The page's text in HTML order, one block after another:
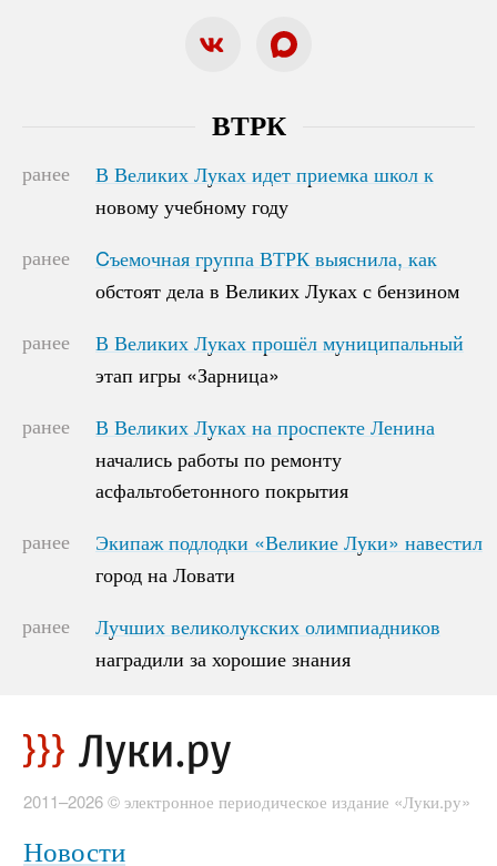
ВТРК
ранее
В Великих Луках идет приемка школ к
новому учебному году
В Великих Луках идет приемка школ к
новому учебному году
ранее
Cъемочная группа ВТРК выяснила, как
обстоят дела в Великих Луках с бензином
Cъемочная группа ВТРК выяснила, как
обстоят дела в Великих Луках с бензином
ранее
В Великих Луках прошёл муниципальный
этап игры «Зарница»
В Великих Луках прошёл муниципальный
этап игры «Зарница»
ранее
В Великих Луках на проспекте Ленина
начались работы по ремонту
асфальтобетонного покрытия
В Великих Луках на проспекте Ленина
начались работы по ремонту
асфальтобетонного покрытия
ранее
Экипаж подлодки «Великие Луки» навестил
город на Ловати
Экипаж подлодки «Великие Луки» навестил
город на Ловати
ранее
Лучших великолукских олимпиадников
наградили за хорошие знания
Лучших великолукских олимпиадников
наградили за хорошие знания
2011–2026 © электронное периодическое издание «Луки.ру»
Новости